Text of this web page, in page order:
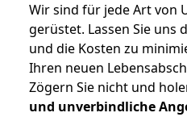
Wir sind für jede Art von
gerüstet. Lassen Sie uns
und die Kosten zu
Ihren neuen
Zögern Sie nicht und
und unverbindliche